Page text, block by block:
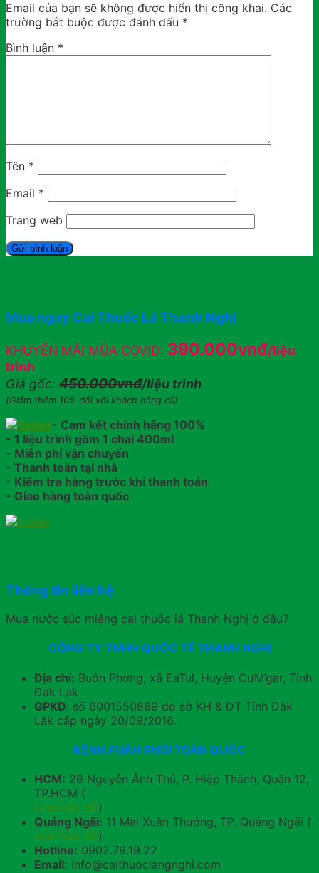
Email của bạn sẽ không được hiển thị công khai. Các
trường bắt buộc được đánh dấu *
Bình luận *
Tên *
Email *
Trang web
Mua ngay Cai Thuốc Lá Thanh Nghị
KHUYẾN MÃI MÙA COVID: 390.000vnđ/liệu
trình
Giá gốc: 450.000vnđ/liệu trình
(Giảm thêm 10% đối với khách hàng cũ)
- Cam kết chính hãng 100%
- 1 liệu trình gồm 1 chai 400ml
- Miễn phí vận chuyển
- Thanh toán tại nhà
- Kiểm tra hàng trước khi thanh toán
- Giao hàng toàn quốc
Thông tin liên hệ
Mua nước súc miệng cai thuốc lá Thanh Nghị ở đâu?
CÔNG TY TNHH QUỐC TẾ THANH NGHỊ
Địa chỉ: Buôn Phơng, xã EaTul, Huyện CưM’gar, Tỉnh
Đak Lak
GPKD: số 6001550889 do sở KH & ĐT Tỉnh Đăk
Lăk cấp ngày 20/09/2016.
KÊNH PHÂN PHỐI TOÀN QUỐC
HCM: 26 Nguyễn Ảnh Thủ, P. Hiệp Thành, Quận 12,
TP.HCM (
xem bản đồ)
Quảng Ngãi: 11 Mai Xuân Thưởng, TP. Quảng Ngãi (
xem bản đồ)
Hotline: 0902.79.19.22
Email: info@caithuoclangnghi.com